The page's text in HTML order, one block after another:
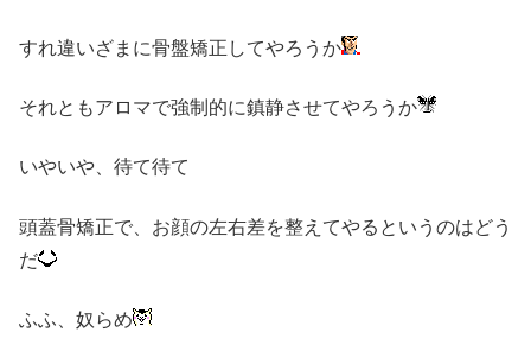
すれ違いざまに骨盤矯正してやろうか
それともアロマで強制的に鎮静させてやろうか
いやいや、待て待て
頭蓋骨矯正で、お顔の左右差を整えてやるというのはどう
だ
ふふ、奴らめ